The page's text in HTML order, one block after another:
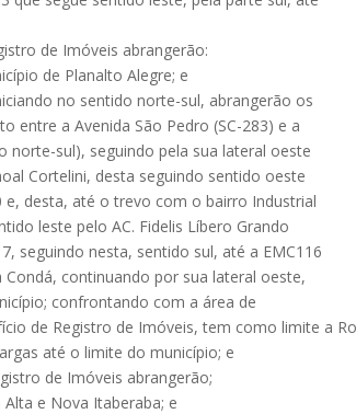
de Imóveis abrangerão:
de Planalto Alegre; e
no sentido norte-sul, abrangerão os
entre a Avenida São Pedro (SC-283) e a
norte-sul), seguindo pela sua lateral oeste
Cortelini, desta seguindo sentido oeste
e, desta, até o trevo com o bairro Industrial
leste pelo AC. Fidelis Líbero Grando
seguindo nesta, sentido sul, até a EMC116
Condá, continuando por sua lateral oeste,
confrontando com a área de
de Registro de Imóveis, tem como limite a
até o limite do município; e
de Imóveis abrangerão;
e Nova Itaberaba; e